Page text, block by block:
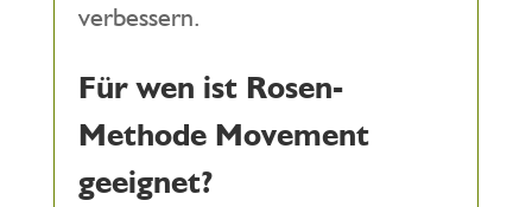
verbessern.
Für wen ist Rosen-
Methode Movement
geeignet?